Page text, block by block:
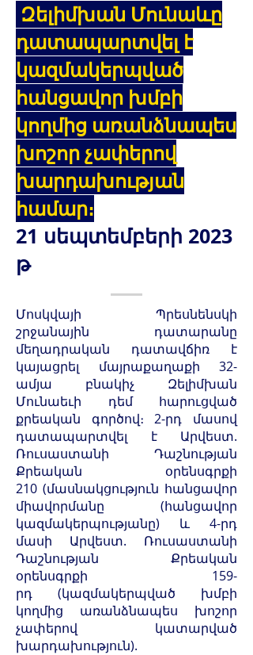
Զելիմխան Մունաևը
դատապարտվել է
կազմակերպված
հանցավոր խմբի
կողմից առանձնապես
խոշոր չափերով
խարդախության
համար։
21 սեպտեմբերի 2023
թ
Մոսկվայի Պրեսնենսկի
շրջանային դատարանը
մեղադրական դատավճիռ է
կայացրել մայրաքաղաքի 32-
ամյա բնակիչ Զելիմխան
Մունաեւի դեմ հարուցված
քրեական գործով։ 2-րդ մասով
դատապարտվել է Արվեստ.
Ռուսաստանի Դաշնության
Քրեական օրենսգրքի
210 (մասնակցություն հանցավոր
միավորմանը (հանցավոր
կազմակերպությանը) և 4-րդ
մասի Արվեստ. Ռուսաստանի
Դաշնության Քրեական
օրենսգրքի 159-
րդ (կազմակերպված խմբի
կողմից առանձնապես խոշոր
չափերով կատարված
խարդախություն).